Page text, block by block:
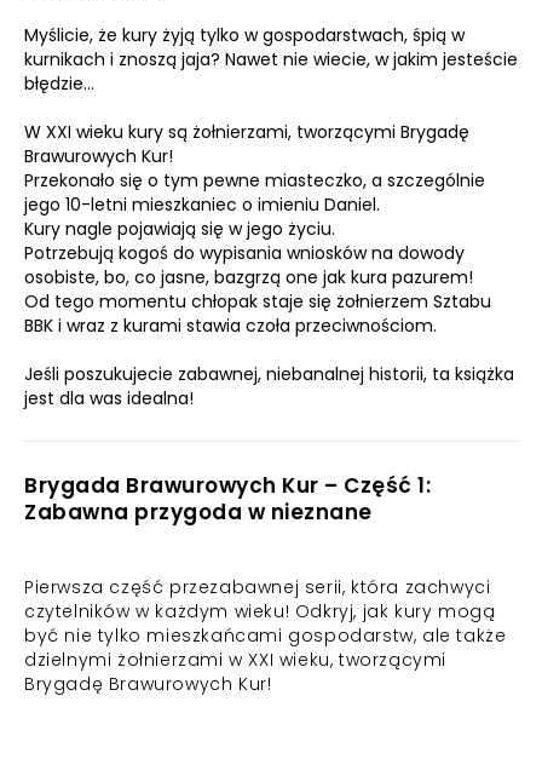
Myślicie, że kury żyją tylko w gospodarstwach, śpią w
kurnikach i znoszą jaja? Nawet nie wiecie, w jakim jesteście
błędzie…
W XXI wieku kury są żołnierzami, tworzącymi Brygadę
Brawurowych Kur!
Przekonało się o tym pewne miasteczko, a szczególnie
jego 10-letni mieszkaniec o imieniu Daniel.
Kury nagle pojawiają się w jego życiu.
Potrzebują kogoś do wypisania wniosków na dowody
osobiste, bo, co jasne, bazgrzą one jak kura pazurem!
Od tego momentu chłopak staje się żołnierzem Sztabu
BBK i wraz z kurami stawia czoła przeciwnościom.
Jeśli poszukujecie zabawnej, niebanalnej historii, ta książka
jest dla was idealna!
Brygada Brawurowych Kur – Część 1:
Zabawna przygoda w nieznane
Pierwsza część przezabawnej serii, która zachwyci
czytelników w każdym wieku! Odkryj, jak kury mogą
być nie tylko mieszkańcami gospodarstw, ale także
dzielnymi żołnierzami w XXI wieku, tworzącymi
Brygadę Brawurowych Kur!